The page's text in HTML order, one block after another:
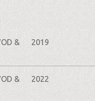
&
2019
&
2022